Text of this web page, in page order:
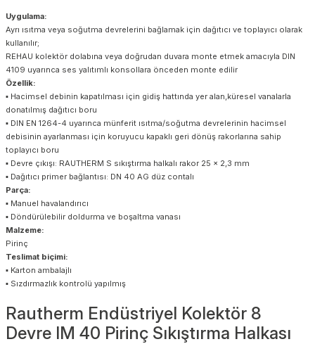
Uygulama:
Ayrı ısıtma veya soğutma devrelerini bağlamak için dağıtıcı ve toplayıcı olarak
kullanılır;
REHAU kolektör dolabına veya doğrudan duvara monte etmek amacıyla DIN
4109 uyarınca ses yalıtımlı konsollara önceden monte edilir
Özellik:
▪ Hacimsel debinin kapatılması için gidiş hattında yer alan,küresel vanalarla
donatılmış dağıtıcı boru
▪ DIN EN 1264-4 uyarınca münferit ısıtma/soğutma devrelerinin hacimsel
debisinin ayarlanması için koruyucu kapaklı geri dönüş rakorlarına sahip
toplayıcı boru
▪ Devre çıkışı: RAUTHERM S sıkıştırma halkalı rakor 25 x 2,3 mm
▪ Dağıtıcı primer bağlantısı: DN 40 AG düz contalı
Parça:
▪ Manuel havalandırıcı
▪ Döndürülebilir doldurma ve boşaltma vanası
Malzeme:
Pirinç
Teslimat biçimi:
▪ Karton ambalajlı
▪ Sızdırmazlık kontrolü yapılmış
Rautherm Endüstriyel Kolektör 8
Devre IM 40 Pirinç Sıkıştırma Halkası